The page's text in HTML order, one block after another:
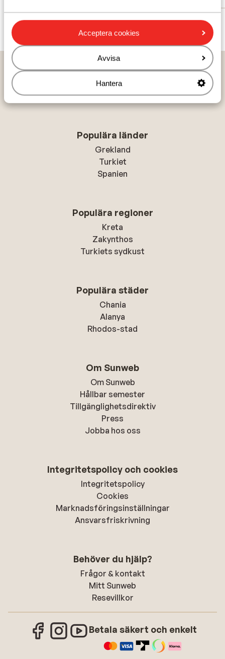
Acceptera cookies
Avvisa
Hantera
Visa alla 47 omdömen
Hem
Pasa Garden Beach Hotel
Populära länder
Grekland
Turkiet
Spanien
Populära regioner
Kreta
Zakynthos
Turkiets sydkust
Populära städer
Chania
Alanya
Rhodos-stad
Om Sunweb
Om Sunweb
Hållbar semester
Tillgänglighetsdirektiv
Press
Jobba hos oss
Integritetspolicy och cookies
Integritetspolicy
Cookies
Marknadsföringsinställningar
Ansvarsfriskrivning
Behöver du hjälp?
Frågor & kontakt
Mitt Sunweb
Resevillkor
Betala säkert och enkelt